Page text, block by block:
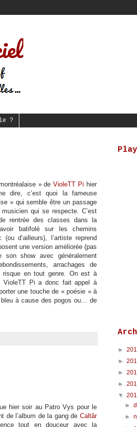
?
» deVioleTT Pi hier
dire, c’est quoi la fameuse
» qui semble être un passage
qui se respecte. C’est
rentrée des classes dans la
batifolé sur les chemins
d’ailleurs), l’artiste reprend
une version améliorée (pas
show avec généralement
arrachages de
risque en tout genre. On est à
VioleTT Pi a donc fait appel à
une touche de « poésie » à
à cause des pogos ou… de
hier soir au Patro Vys pour le
de l’album de la gang de Caltâr
tout en douceur avec la
►
►
►
►
▼
►
►